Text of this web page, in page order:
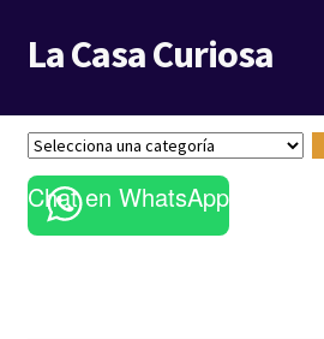
Ir
a
navegación
Ir
al
La Casa Curiosa
LIBRERÍA
BLOG
S
e
l
e
Chat en WhatsApp